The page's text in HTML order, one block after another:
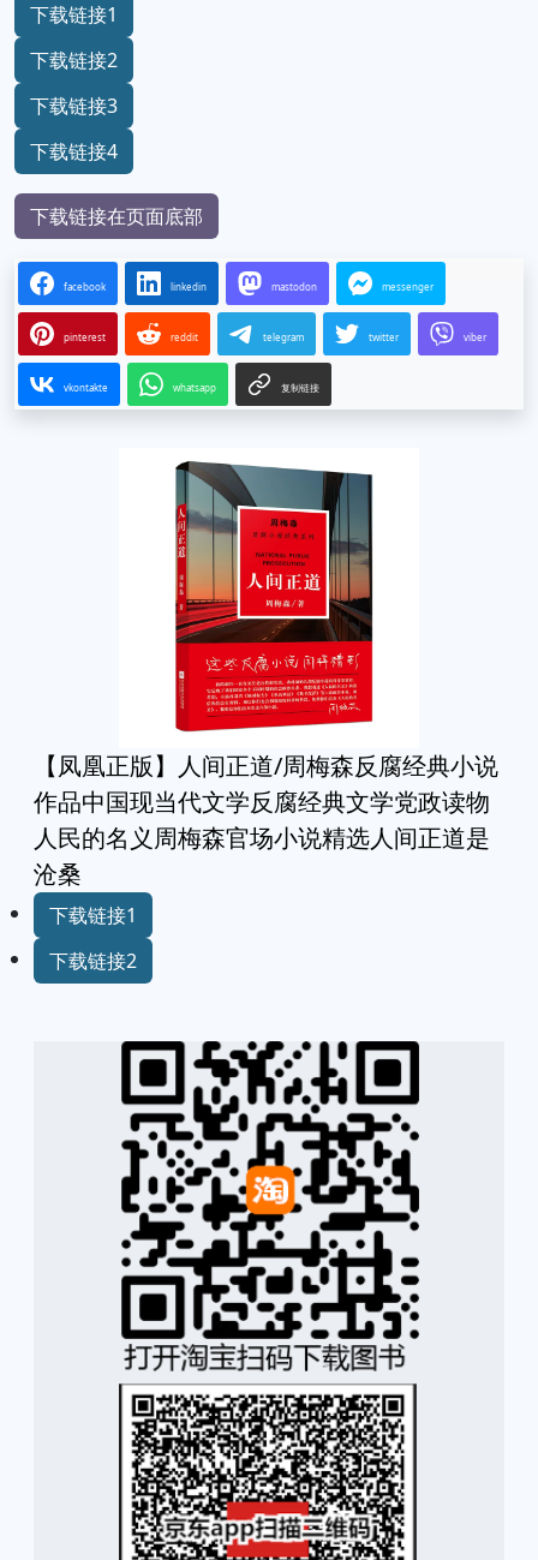
下载链接1
下载链接2
下载链接3
下载链接4
下载链接在页面底部
facebook linkedin mastodon messenger
pinterest reddit telegram twitter viber
vkontakte whatsapp 复制链接
【凤凰正版】人间正道/周梅森反腐经典小说
作品中国现当代文学反腐经典文学党政读物
人民的名义周梅森官场小说精选人间正道是
沧桑
下载链接1
下载链接2